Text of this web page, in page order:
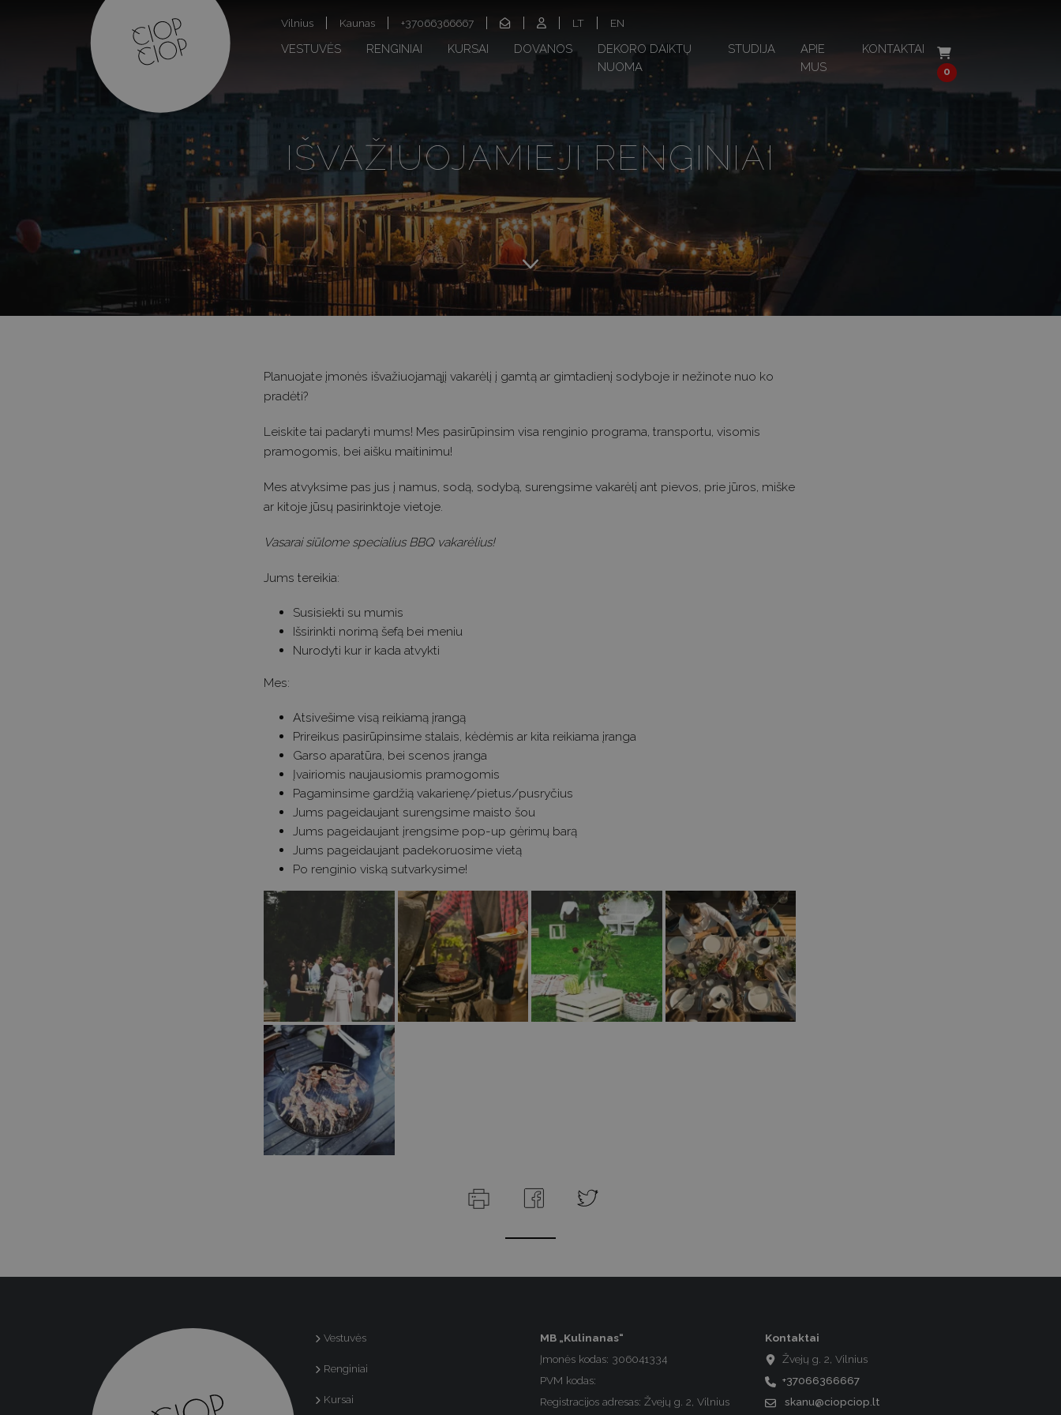
Vilnius Kaunas +37066366667 LT EN
VESTUVĖS RENGINIAI KURSAI DOVANOS
DEKORO DAIKTŲ
NUOMA
STUDIJA
APIE
MUS
KONTAKTAI
0
IŠVAŽIUOJAMIEJI RENGINIAI
Planuojate įmonės išvažiuojamąjį vakarėlį į gamtą ar gimtadienį sodyboje ir nežinote nuo ko
pradėti?
Leiskite tai padaryti mums! Mes pasirūpinsim visa renginio programa, transportu, visomis
pramogomis, bei aišku maitinimu!
Mes atvyksime pas jus į namus, sodą, sodybą, surengsime vakarėlį ant pievos, prie jūros, miške
ar kitoje jūsų pasirinktoje vietoje.
Vasarai siūlome specialius BBQ vakarėlius!
Jums tereikia:
Susisiekti su mumis
Išsirinkti norimą šefą bei meniu
Nurodyti kur ir kada atvykti
Mes:
Atsivešime visą reikiamą įrangą
Prireikus pasirūpinsime stalais, kėdėmis ar kita reikiama įranga
Garso aparatūra, bei scenos įranga
Įvairiomis naujausiomis pramogomis
Pagaminsime gardžią vakarienę/pietus/pusryčius
Jums pageidaujant surengsime maisto šou
Jums pageidaujant įrengsime pop-up gėrimų barą
Jums pageidaujant padekoruosime vietą
Po renginio viską sutvarkysime!
Vestuvės
Renginiai
Kursai
MB „Kulinanas“
Įmonės kodas: 306041334
PVM kodas:
Registracijos adresas: Žvejų g. 2, Vilnius
Kontaktai
Žvejų g. 2, Vilnius
+37066366667
skanu@ciopciop.lt